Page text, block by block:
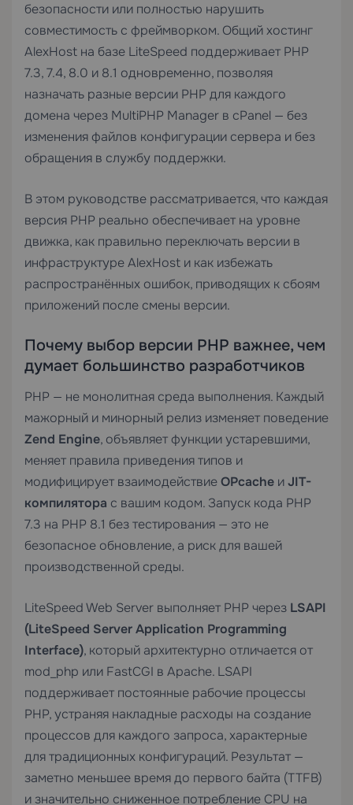
безопасности или полностью нарушить
совместимость с фреймворком. Общий хостинг
AlexHost на базе LiteSpeed поддерживает PHP
7.3, 7.4, 8.0 и 8.1 одновременно, позволяя
назначать разные версии PHP для каждого
домена через MultiPHP Manager в cPanel — без
изменения файлов конфигурации сервера и без
обращения в службу поддержки.
В этом руководстве рассматривается, что каждая
версия PHP реально обеспечивает на уровне
движка, как правильно переключать версии в
инфраструктуре AlexHost и как избежать
распространённых ошибок, приводящих к сбоям
приложений после смены версии.
Почему выбор версии PHP важнее, чем
думает большинство разработчиков
PHP — не монолитная среда выполнения. Каждый
мажорный и минорный релиз изменяет поведение
Zend Engine, объявляет функции устаревшими,
меняет правила приведения типов и
модифицирует взаимодействиеOPcache иJIT-
компилятора с вашим кодом. Запуск кода PHP
7.3 на PHP 8.1 без тестирования — это не
безопасное обновление, а риск для вашей
производственной среды.
LiteSpeed Web Server выполняет PHP через LSAPI
(LiteSpeed Server Application Programming
Interface), который архитектурно отличается от
mod_php или FastCGI в Apache. LSAPI
поддерживает постоянные рабочие процессы
PHP, устраняя накладные расходы на создание
процессов для каждого запроса, характерные
для традиционных конфигураций. Результат —
заметно меньшее время до первого байта (TTFB)
и значительно сниженное потребление CPU на